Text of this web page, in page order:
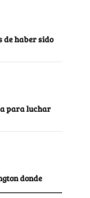
de haber sido
para luchar
donde